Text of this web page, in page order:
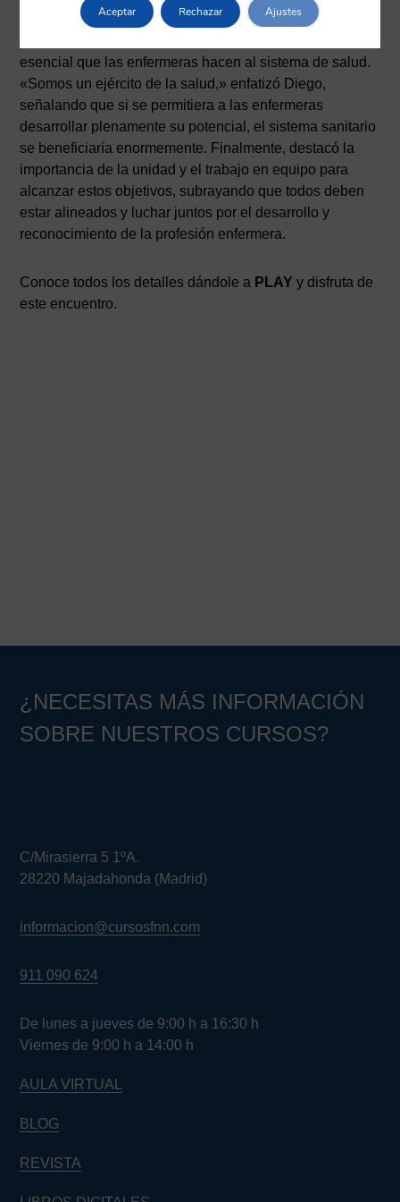
esencial que las enfermeras hacen al sistema de salud.
«Somos un ejército de la salud,» enfatizó Diego,
señalando que si se permitiera a las enfermeras
desarrollar plenamente su potencial, el sistema sanitario
se beneficiaría enormemente. Finalmente, destacó la
importancia de la unidad y el trabajo en equipo para
alcanzar estos objetivos, subrayando que todos deben
estar alineados y luchar juntos por el desarrollo y
reconocimiento de la profesión enfermera.
Conoce todos los detalles dándole a PLAY y disfruta de
este encuentro.
¿NECESITAS MÁS INFORMACIÓN
SOBRE NUESTROS CURSOS?
C/Mirasierra 5 1ºA.
28220 Majadahonda (Madrid)
informacion@cursosfnn.com
911 090 624
De lunes a jueves de 9:00 h a 16:30 h
Viernes de 9:00 h a 14:00 h
AULA VIRTUAL
BLOG
REVISTA
Aceptar Rechazar Ajustes